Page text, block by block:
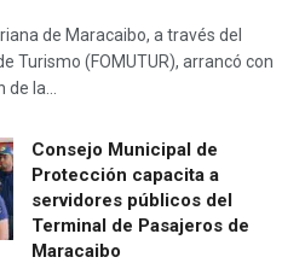
de Maracaibo, a través del
Turismo (FOMUTUR), arrancó con
la...
Consejo Municipal de
Protección capacita a
servidores públicos del
Terminal de Pasajeros de
Maracaibo